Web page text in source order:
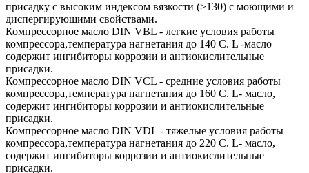
присадку с высоким индексом вязкости (>130) с моющими и
диспергирующими свойствами.
Компрессорное масло DIN VBL - легкие условия работы
компрессора,температура нагнетания до 140 С. L -масло
содержит ингибиторы коррозии и антиокислительные
присадки.
Компрессорное масло DIN VCL - средние условия работы
компрессора,температура нагнетания до 160 С. L- масло,
содержит ингибиторы коррозии и антиокислительные
присадки.
Компрессорное масло DIN VDL - тяжелые условия работы
компрессора,температура нагнетания до 220 С. L- масло,
содержит ингибиторы коррозии и антиокислительные
присадки.